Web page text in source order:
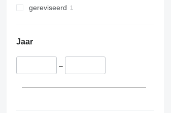
gereviseerd
Jaar
–